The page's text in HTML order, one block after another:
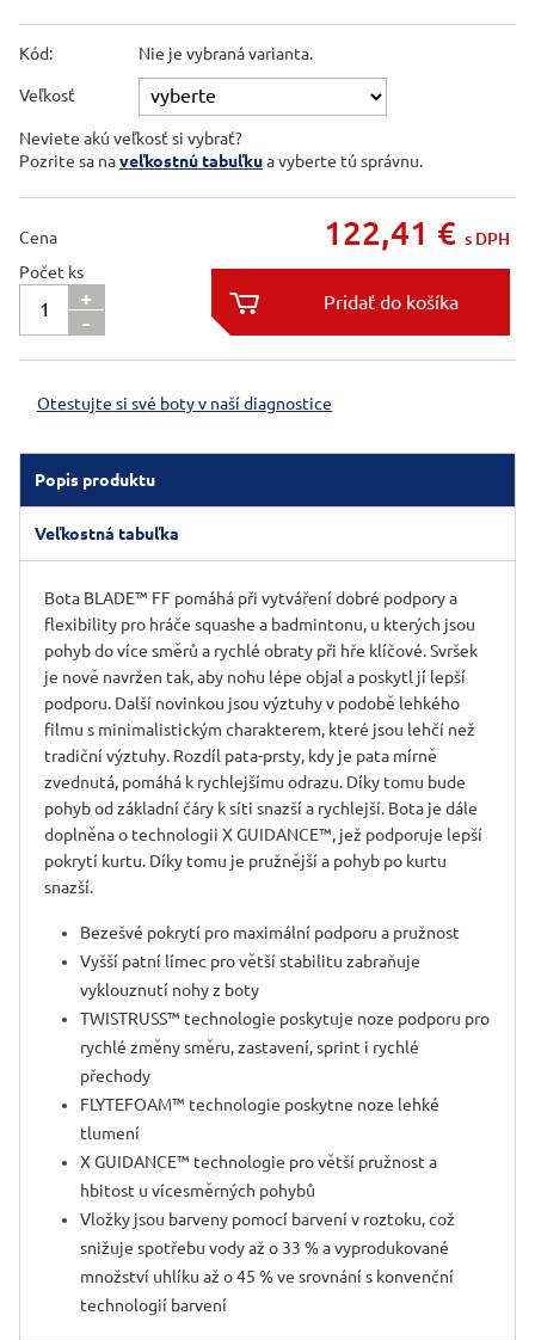
Kód: Nie je vybraná varianta.
Veľkosť
Neviete akú veľkosť si vybrať?
Pozrite sa naveľkostnú tabuľkua vyberte tú správnu.
Cena 122,41 € s DPH
Počet ks
+
-


Otestujte si své boty v naší diagnostice
Popis produktu
Veľkostná tabuľka
Bota BLADE™ FF pomáhá při vytváření dobré podpory a
flexibility pro hráče squashe a badmintonu, u kterých jsou
pohyb do více směrů a rychlé obraty při hře klíčové. Svršek
je nově navržen tak, aby nohu lépe objal a poskytl jí lepší
podporu. Další novinkou jsou výztuhy v podobě lehkého
filmu s minimalistickým charakterem, které jsou lehčí než
tradiční výztuhy. Rozdíl pata-prsty, kdy je pata mírně
zvednutá, pomáhá k rychlejšímu odrazu. Díky tomu bude
pohyb od základní čáry k síti snazší a rychlejší. Bota je dále
doplněna o technologii X GUIDANCE™, jež podporuje lepší
pokrytí kurtu. Díky tomu je pružnější a pohyb po kurtu
snazší.
Bezešvé pokrytí pro maximální podporu a pružnost
Vyšší patní límec pro větší stabilitu zabraňuje
vyklouznutí nohy z boty
TWISTRUSS™ technologie poskytuje noze podporu pro
rychlé změny směru, zastavení, sprint i rychlé
přechody
FLYTEFOAM™ technologie poskytne noze lehké
tlumení
X GUIDANCE™ technologie pro větší pružnost a
hbitost u vícesměrných po­hybů
Vložky jsou barveny pomocí barvení v roztoku, což
snižuje spotřebu vody až o 33 % a vyprodukované
množství uhlíku až o 45 % ve srovnání s konvenční
technologií barvení